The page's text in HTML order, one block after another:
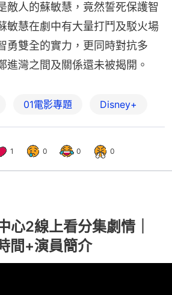
敵人的蘇敏慧，竟然誓死保護智
敏慧在劇中有大量打鬥及駁火場
勇雙全的實力，更同時對抗多
進灣之間及關係還未被揭開。
01電影專題 Disney+
1 0 0 0
心2線上看分集劇情｜
間+演員簡介